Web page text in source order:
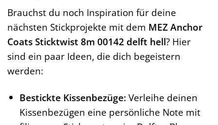
Brauchst du noch Inspiration für deine
nächsten Stickprojekte mit dem MEZ Anchor
Coats Sticktwist 8m 00142 delft hell? Hier
sind ein paar Ideen, die dich begeistern
werden:
Bestickte Kissenbezüge: Verleihe deinen
Kissenbezügen eine persönliche Note mit